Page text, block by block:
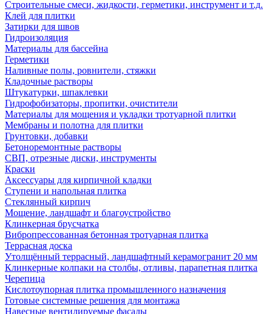
Строительные смеси, жидкости, герметики, инструмент и т.д.
Клей для плитки
Затирки для швов
Гидроизоляция
Материалы для бассейна
Герметики
Наливные полы, ровнители, стяжки
Кладочные растворы
Штукатурки, шпаклевки
Гидрофобизаторы, пропитки, очистители
Материалы для мощения и укладки тротуарной плитки
Мембраны и полотна для плитки
Грунтовки, добавки
Бетоноремонтные растворы
СВП, отрезные диски, инструменты
Краски
Аксессуары для кирпичной кладки
Ступени и напольная плитка
Cтеклянный кирпич
Мощение, ландшафт и благоустройство
Клинкерная брусчатка
Вибропрессованная бетонная тротуарная плитка
Террасная доска
Утолщённый террасный, ландшафтный керамогранит 20 мм
Клинкерные колпаки на столбы, отливы, парапетная плитка
Черепица
Кислотоупорная плитка промышленного назначения
Готовые системные решения для монтажа
Навесные вентилируемые фасады